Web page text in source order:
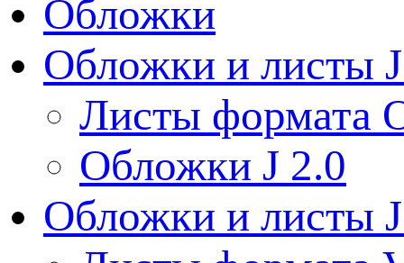
Обложки
Обложки и листы
Листы формата
Обложки J 2.0
Обложки и листы